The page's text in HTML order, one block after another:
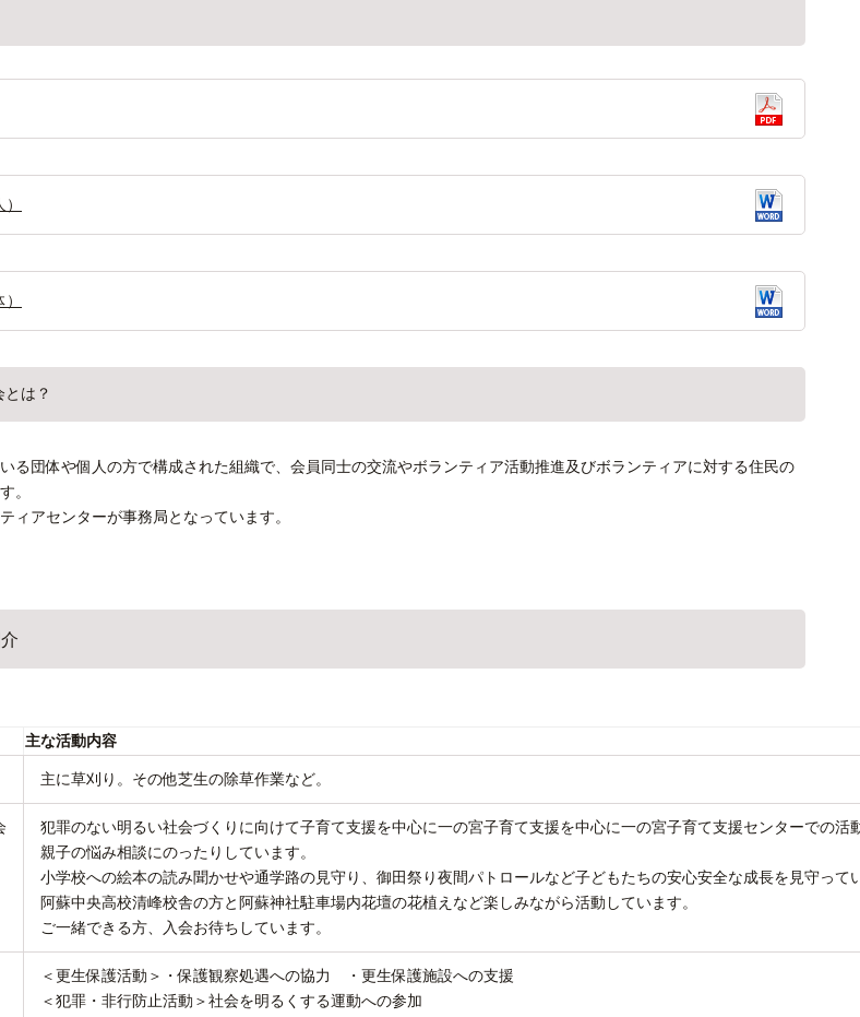
は？
る団体や個人の方で構成された組織で、会員同士の交流やボランティア活動推進及びボランティアに対する住民の
。
ィアセンターが事務局となっています。
主な活動内容
主に草刈り。その他芝生の除草作業など。
犯罪のない明るい社会づくりに向けて子育て支援を中心に一の宮子育て支援を中心に一の宮子育て支援センターでの活
親子の悩み相談にのったりしています。
小学校への絵本の読み聞かせや通学路の見守り、御田祭り夜間パトロールなど子どもたちの安心安全な成長を見守って
阿蘇中央高校清峰校舎の方と阿蘇神社駐車場内花壇の花植えなど楽しみながら活動しています。
ご一緒できる方、入会お待ちしています。
＜更生保護活動＞・保護観察処遇への協力 ・更生保護施設への支援
＜犯罪・非行防止活動＞社会を明るくする運動への参加